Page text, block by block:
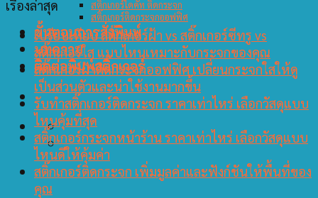
สติ๊กเกอร์ไดคัท ติดกระจก
สติ๊กเกอร์ติดกระจกออฟฟิศ
ขั้นตอนการสั่งพิมพ์
บทความ
ติดต่อพิมพ์สติ๊กเกอร์
เรื่องล่าสุด
เปรียบเทียบ สติ๊กเกอร์ฝ้า vs สติ๊กเกอร์ซีทรู vs
สติ๊กเกอร์ใส แบบไหนเหมาะกับกระจกของคุณ
สติ๊กเกอร์ฝ้าติดกระจกออฟฟิศ เปลี่ยนกระจกใสให้ดู
เป็นส่วนตัวและน่าใช้งานมากขึ้น
รับทำสติ๊กเกอร์ติดกระจก ราคาเท่าไหร่ เลือกวัสดุแบบ
ไหนคุ้มที่สุด
สติ๊กเกอร์กระจกหน้าร้าน ราคาเท่าไหร่ เลือกวัสดุแบบ
ไหนดีให้คุ้มค่า
สติ๊กเกอร์ติดกระจก เพิ่มมูลค่าและฟังก์ชันให้พื้นที่ของ
คุณ